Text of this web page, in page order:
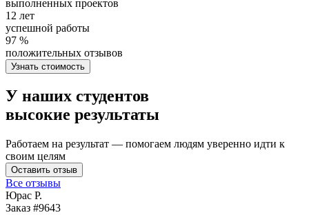
выполненных проектов
12 лет
успешной работы
97 %
положительных отзывов
Узнать стоимость
У наших студентов
высокие результаты
Работаем на результат — помогаем людям уверенно идти к
своим целям
Оставить отзыв
Все отзывы
Юрас Р.
Заказ #9643